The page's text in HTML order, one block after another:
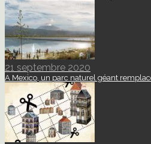
21 septembre 2020
A Mexico, un parc naturel géant